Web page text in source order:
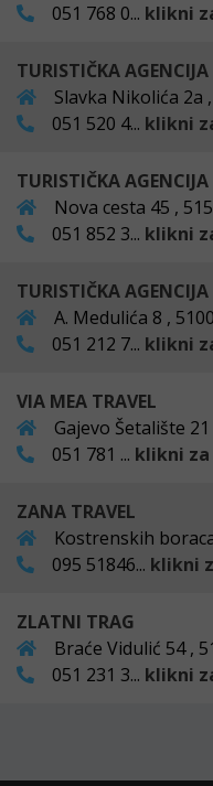
051 768 0... klikni
TURISTIČKA
Slavka Nikolića
051 520 4... klikni
TURISTIČKA
Nova cesta 45 ,
051 852 3... klikni
TURISTIČKA
A. Medulića 8 ,
051 212 7... klikni
VIA MEA TRAVEL
Gajevo Šetalište
051 781 ... klikni
ZANA TRAVEL
Kostrenskih
095 51846... klikni
ZLATNI TRAG
Braće Vidulić 54 ,
051 231 3... klikni